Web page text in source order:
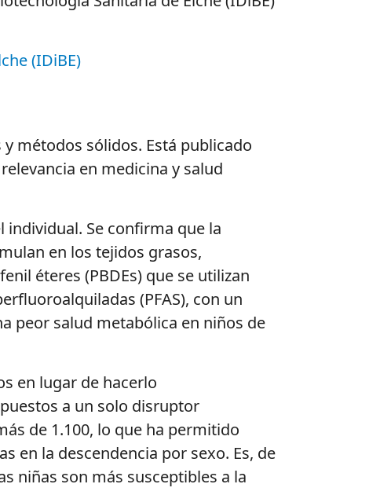
(IDiBE)
métodos sólidos. Está publicado
en medicina y salud
Se confirma que la
en los tejidos grasos,
éteres (PBDEs) que se utilizan
(PFAS), con un
peor salud metabólica en niños de
en lugar de hacerlo
a un solo disruptor
de 1.100, lo que ha permitido
en la descendencia por sexo. Es, de
niñas son más susceptibles a la